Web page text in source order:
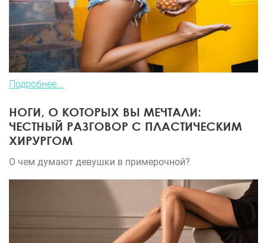
Подробнее...
НОГИ, О КОТОРЫХ ВЫ МЕЧТАЛИ:
ЧЕСТНЫЙ РАЗГОВОР С ПЛАСТИЧЕСКИМ
ХИРУРГОМ
О чем думают девушки в примерочной?